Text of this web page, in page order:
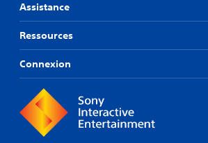
Assistance
Ressources
Connexion